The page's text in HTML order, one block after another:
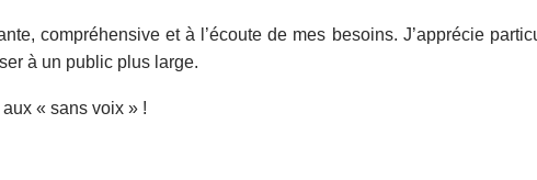
compréhensive et à l’écoute de mes besoins. J’apprécie
à un public plus large.
« sans voix » !